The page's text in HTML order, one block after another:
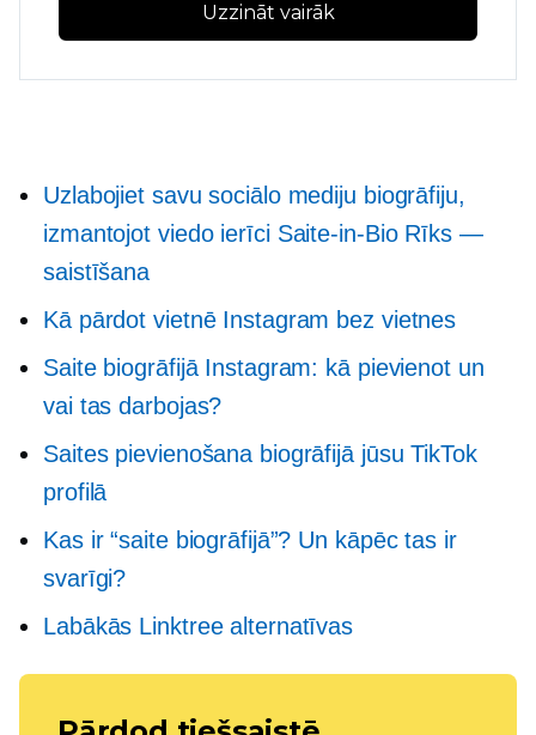
Uzzināt vairāk
Uzlabojiet savu sociālo mediju biogrāfiju,
izmantojot viedo ierīci Saite-in-BioRīks —
saistīšana
Kā pārdot vietnē Instagram bez vietnes
Saite biogrāfijā Instagram: kā pievienot un
vai tas darbojas?
Saites pievienošana biogrāfijā jūsu TikTok
profilā
Kas ir “saite biogrāfijā”? Un kāpēc tas ir
svarīgi?
Labākās Linktree alternatīvas